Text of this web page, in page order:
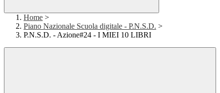
Home >
Piano Nazionale Scuola digitale - P.N.S.D. >
P.N.S.D. - Azione#24 - I MIEI 10 LIBRI